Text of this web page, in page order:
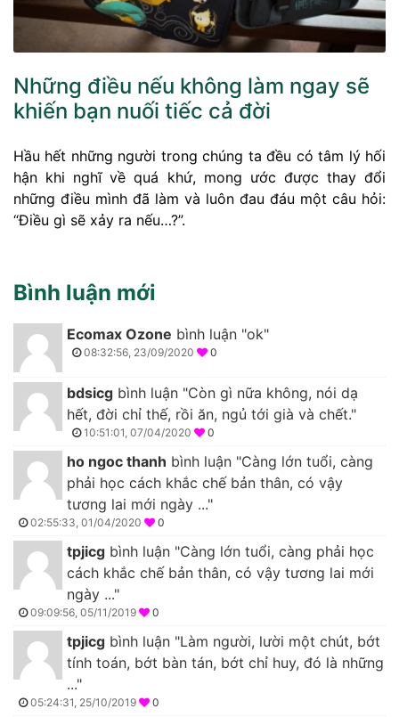
Những điều nếu không làm ngay sẽ
khiến bạn nuối tiếc cả đời
Hầu hết những người trong chúng ta đều có tâm lý hối
hận khi nghĩ về quá khứ, mong ước được thay đổi
những điều mình đã làm và luôn đau đáu một câu hỏi:
“Điều gì sẽ xảy ra nếu…?”.
Bình luận mới
Ecomax Ozone bình luận "ok"
08:32:56, 23/09/2020 0
bdsicg bình luận "Còn gì nữa không, nói dạ
hết, đời chỉ thế, rồi ăn, ngủ tới già và chết."
10:51:01, 07/04/2020 0
ho ngoc thanh bình luận "Càng lớn tuổi, càng
phải học cách khắc chế bản thân, có vậy
tương lai mới ngày ..."
02:55:33, 01/04/2020 0
tpjicg bình luận "Càng lớn tuổi, càng phải học
cách khắc chế bản thân, có vậy tương lai mới
ngày ..."
09:09:56, 05/11/2019 0
tpjicg bình luận "Làm người, lười một chút, bớt
tính toán, bớt bàn tán, bớt chỉ huy, đó là những
..."
05:24:31, 25/10/2019 0